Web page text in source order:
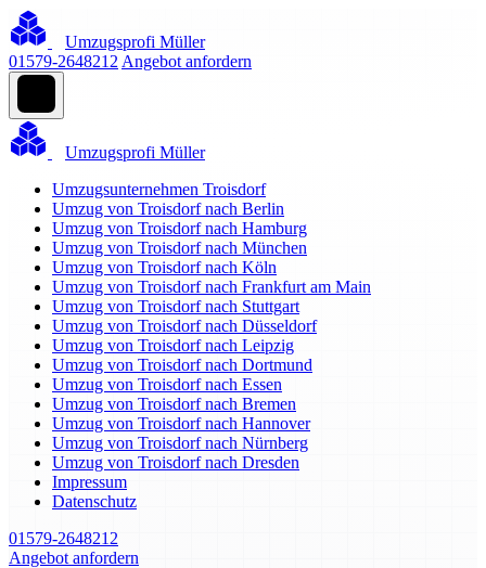
Umzugsprofi Müller
01579-2648212 Angebot anfordern
Umzugsprofi Müller
Umzugsunternehmen Troisdorf
Umzug von Troisdorf nach Berlin
Umzug von Troisdorf nach Hamburg
Umzug von Troisdorf nach München
Umzug von Troisdorf nach Köln
Umzug von Troisdorf nach Frankfurt am Main
Umzug von Troisdorf nach Stuttgart
Umzug von Troisdorf nach Düsseldorf
Umzug von Troisdorf nach Leipzig
Umzug von Troisdorf nach Dortmund
Umzug von Troisdorf nach Essen
Umzug von Troisdorf nach Bremen
Umzug von Troisdorf nach Hannover
Umzug von Troisdorf nach Nürnberg
Umzug von Troisdorf nach Dresden
Impressum
Datenschutz
01579-2648212
Angebot anfordern